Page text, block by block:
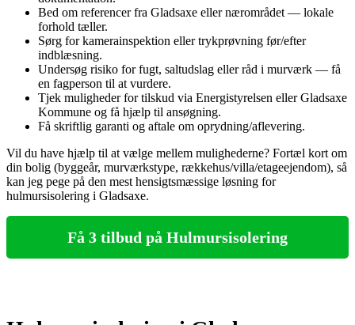
Bed om referencer fra Gladsaxe eller nærområdet — lokale
forhold tæller.
Sørg for kamerainspektion eller trykprøvning før/efter
indblæsning.
Undersøg risiko for fugt, saltudslag eller råd i murværk — få
en fagperson til at vurdere.
Tjek muligheder for tilskud via Energistyrelsen eller Gladsaxe
Kommune og få hjælp til ansøgning.
Få skriftlig garanti og aftale om oprydning/aflevering.
Vil du have hjælp til at vælge mellem mulighederne? Fortæl kort om
din bolig (byggeår, murværkstype, rækkehus/villa/etageejendom), så
kan jeg pege på den mest hensigtsmæssige løsning for
hulmursisolering i Gladsaxe.
Få 3 tilbud på Hulmursisolering